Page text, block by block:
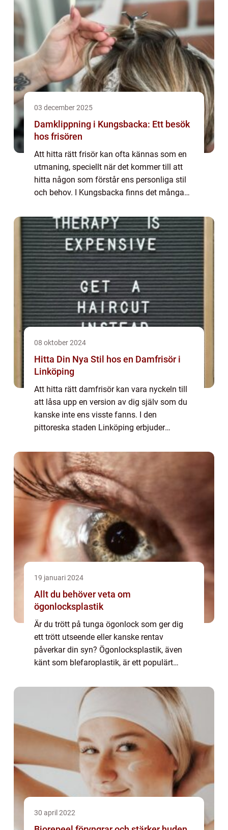
03 december 2025
Damklippning i Kungsbacka: Ett besök
hos frisören
Att hitta rätt frisör kan ofta kännas som en
utmaning, speciellt när det kommer till att
hitta någon som förstår ens personliga stil
och behov. I Kungsbacka finns det många
08 oktober 2024
Hitta Din Nya Stil hos en Damfrisör i
Linköping
Att hitta rätt damfrisör kan vara nyckeln till
att låsa upp en version av dig själv som du
kanske inte ens visste fanns. I den
pittoreska staden Linköping erbjuder
helhetsuppleve...
19 januari 2024
Allt du behöver veta om
ögonlocksplastik
Är du trött på tunga ögonlock som ger dig
ett trött utseende eller kanske rentav
påverkar din syn? Ögonlocksplastik, även
känt som blefaroplastik, är ett populärt
30 april 2022